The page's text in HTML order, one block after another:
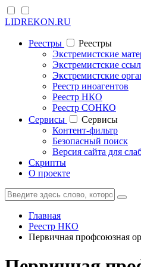
LIDREKON.RU
Реестры
Реестры
Экстремистские
Экстремистские
Экстремистские
Реестр иноагентов
Реестр НКО
Реестр СОНКО
Cервисы
Cервисы
Контент-фильтр
Безопасный поиск
Версия сайта для
Скрипты
О проекте
Главная
Реестр НКО
Первичная профсоюзная